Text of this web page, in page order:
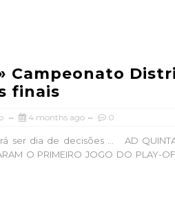
Campeonato
finais
4 months ago 0
ser dia de decisões ... AD
O PRIMEIRO JOGO DO PLAY-